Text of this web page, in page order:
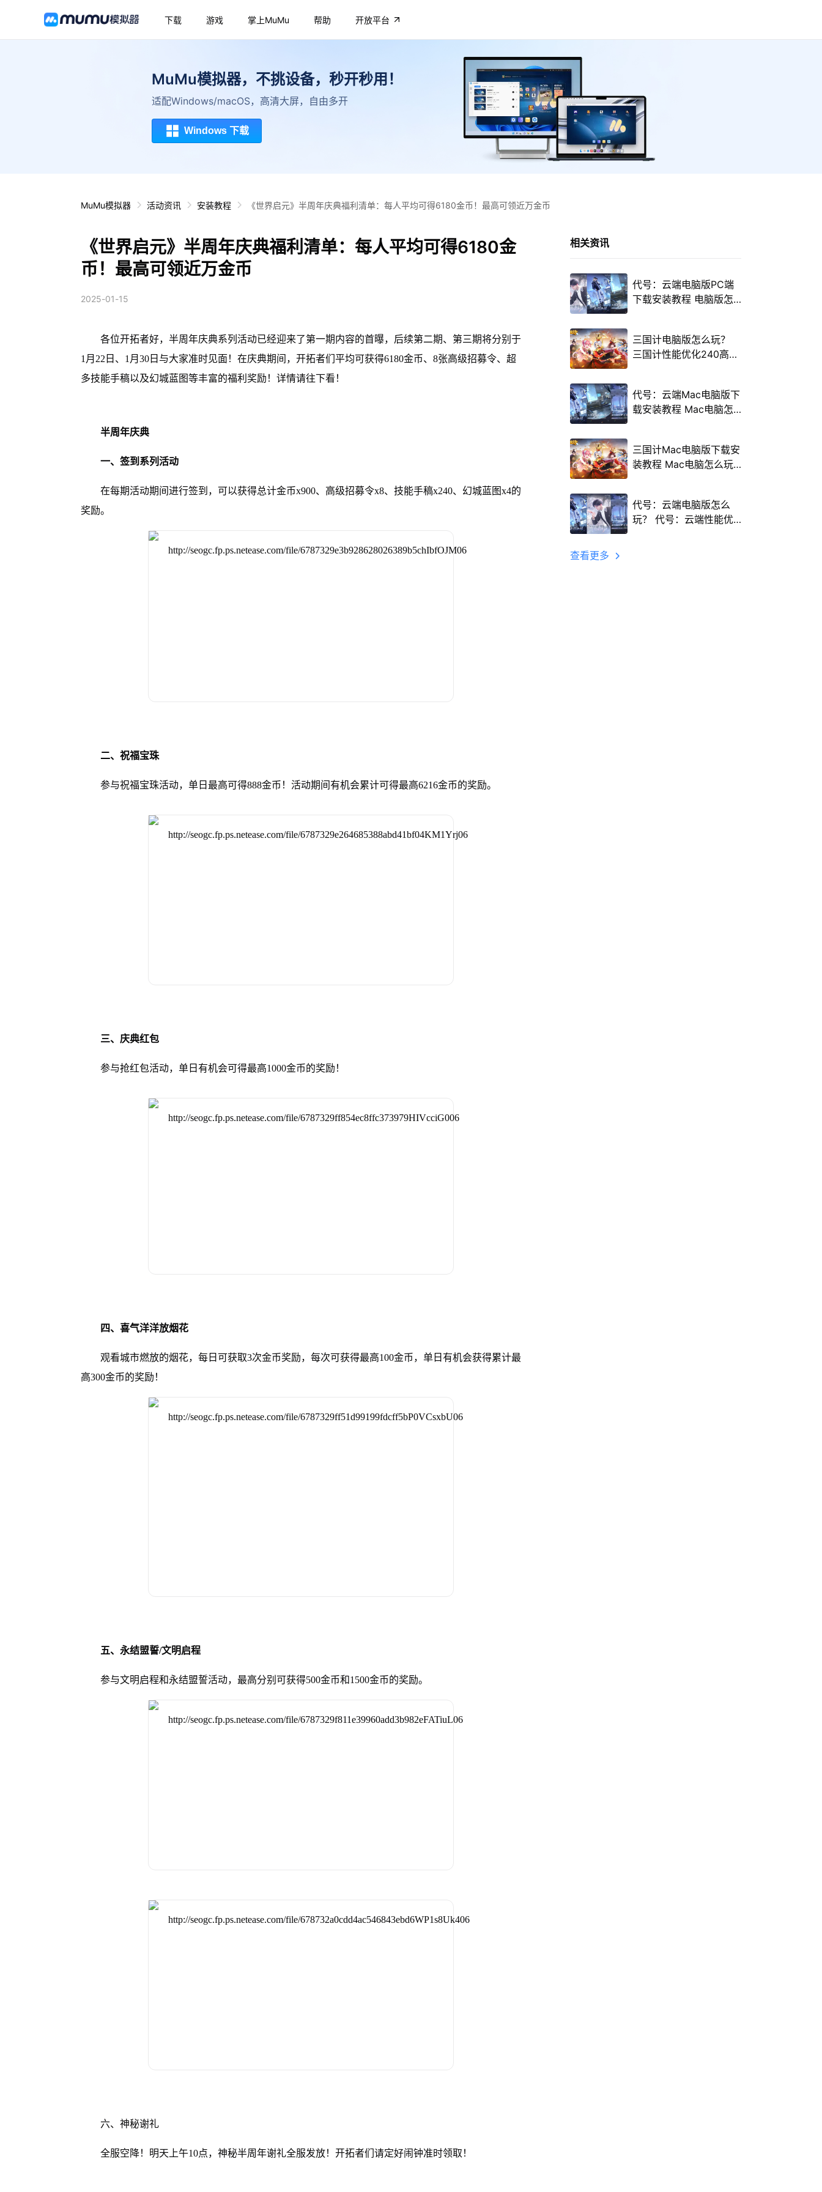
下载 游戏 掌上MuMu 帮助 开放平台
MuMu模拟器，不挑设备，秒开秒用！
适配Windows/macOS，高清大屏，自由多开
Windows 下载
MuMu模拟器 活动资讯 安装教程 《世界启元》半周年庆典福利清单：每人平均可得6180金币！最高可领近万金币
《世界启元》半周年庆典福利清单：每人平均可得6180金
币！最高可领近万金币
2025-01-15
各位开拓者好，半周年庆典系列活动已经迎来了第一期内容的首曝，后续第二期、第三期将分别于
1月22日、1月30日与大家准时见面！在庆典期间，开拓者们平均可获得6180金币、8张高级招募令、超
多技能手稿以及幻城蓝图等丰富的福利奖励！详情请往下看！
半周年庆典
一、签到系列活动
在每期活动期间进行签到，可以获得总计金币x900、高级招募令x8、技能手稿x240、幻城蓝图x4的
奖励。
二、祝福宝珠
参与祝福宝珠活动，单日最高可得888金币！活动期间有机会累计可得最高6216金币的奖励。
三、庆典红包
参与抢红包活动，单日有机会可得最高1000金币的奖励！
四、喜气洋洋放烟花
观看城市燃放的烟花，每日可获取3次金币奖励，每次可获得最高100金币，单日有机会获得累计最
高300金币的奖励！
五、永结盟誓/文明启程
参与文明启程和永结盟誓活动，最高分别可获得500金币和1500金币的奖励。
六、神秘谢礼
全服空降！明天上午10点，神秘半周年谢礼全服发放！开拓者们请定好闹钟准时领取！
相关资讯
代号：云端电脑版PC端
下载安装教程 电脑版怎
三国计电脑版怎么玩？
三国计性能优化240高帧
代号：云端Mac电脑版下
载安装教程 Mac电脑怎
三国计Mac电脑版下载安
装教程 Mac电脑怎么玩
代号：云端电脑版怎么
玩？ 代号：云端性能优
查看更多